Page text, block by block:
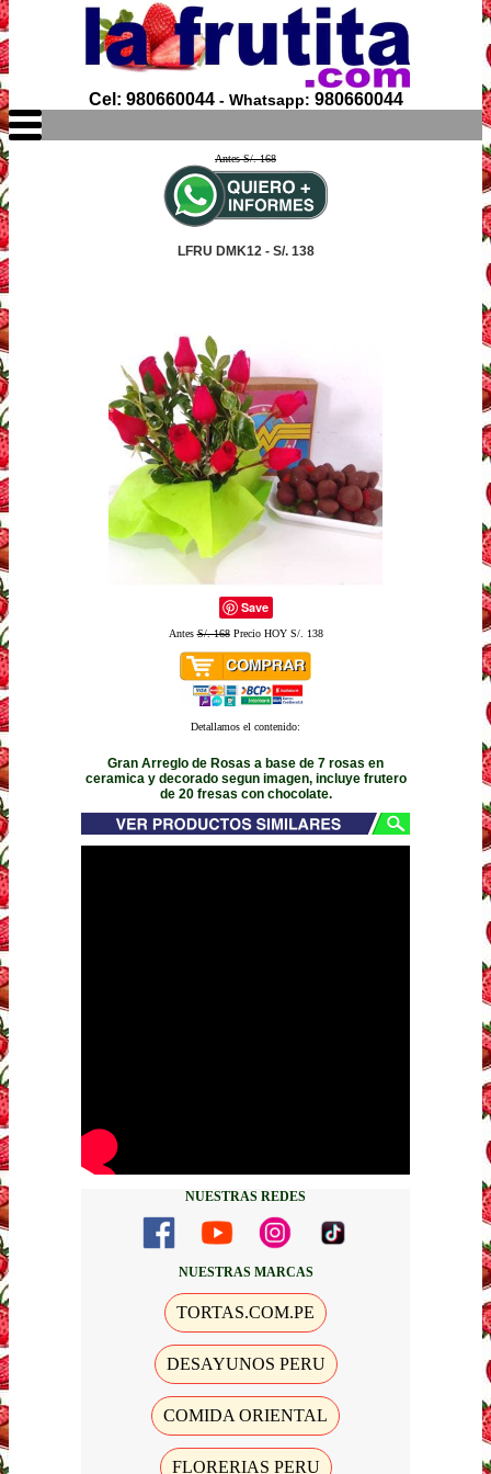
Cel: 980660044- Whatsapp: 980660044
Antes S/. 168
LFRU DMK12 - S/. 138
Save
AntesS/. 168Precio HOY S/. 138
Detallamos el contenido:
Gran Arreglo de Rosas a base de 7 rosas en
ceramica y decorado segun imagen, incluye frutero
de 20 fresas con chocolate.
NUESTRAS REDES
NUESTRAS MARCAS
TORTAS.COM.PE
DESAYUNOS PERU
COMIDA ORIENTAL
FLORERIAS PERU